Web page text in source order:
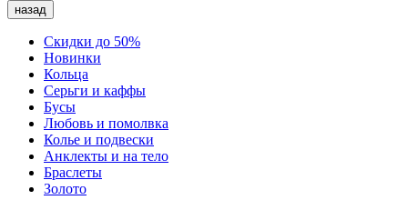
назад
Скидки до 50%
Новинки
Кольца
Серьги и каффы
Бусы
Любовь и помолвка
Колье и подвески
Анклекты и на тело
Браслеты
Золото